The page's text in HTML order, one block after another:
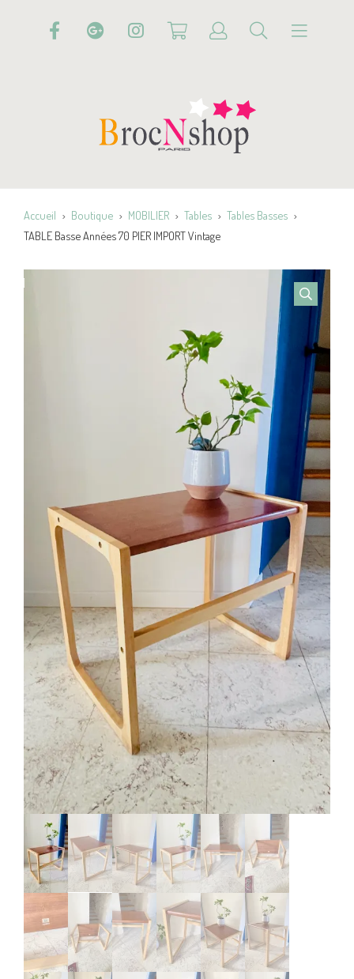
Accueil Boutique MOBILIER Tables
Tables Basses
TABLE Basse Années 70 PIER IMPORT Vintage